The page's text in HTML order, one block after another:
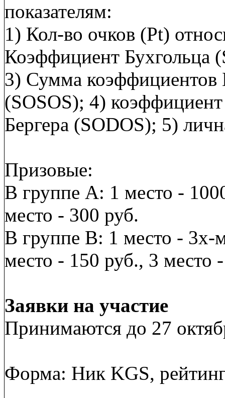
показателям:
1) Кол-во очков (Pt)
Коэффициент Бухгольца
3) Сумма коэффициентов
(SOSOS); 4) коэффициент
Бергера (SODOS); 5)
Призовые:
В группе A: 1 место -
место - 300 руб.
В группе B: 1 место - 3х-
место - 150 руб., 3 место
Заявки на участие
Принимаются до 27
Форма: Ник KGS,